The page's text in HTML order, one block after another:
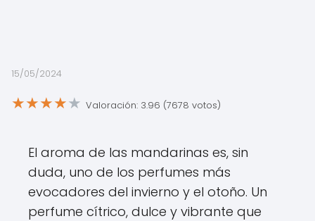
15/05/2024
★★★★★ Valoración: 3.96 (7678 votos)
El aroma de las mandarinas es, sin
duda, uno de los perfumes más
evocadores del invierno y el otoño. Un
perfume cítrico, dulce y vibrante que